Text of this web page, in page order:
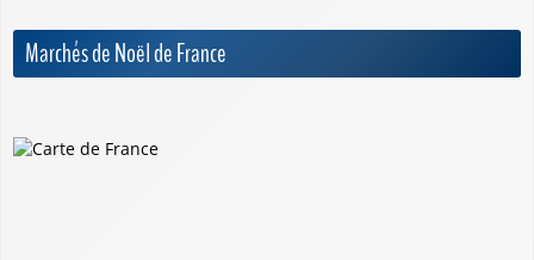
Marchés de Noël de France